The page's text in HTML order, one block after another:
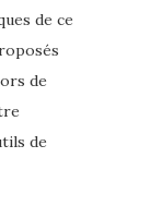
de ce
de
de